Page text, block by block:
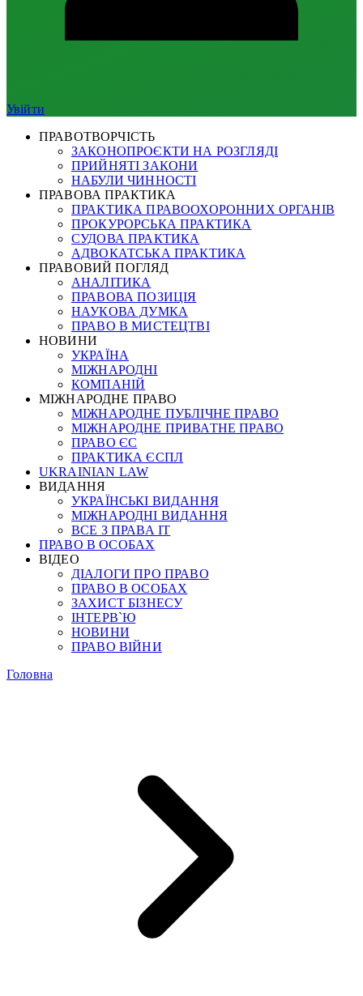
Увійти
ПРАВОТВОРЧІСТЬ
ЗАКОНОПРОЄКТИ НА РОЗГЛЯДІ
ПРИЙНЯТІ ЗАКОНИ
НАБУЛИ ЧИННОСТІ
ПРАВОВА ПРАКТИКА
ПРАКТИКА ПРАВООХОРОННИХ ОРГАНІВ
ПРОКУРОРСЬКА ПРАКТИКА
СУДОВА ПРАКТИКА
АДВОКАТСЬКА ПРАКТИКА
ПРАВОВИЙ ПОГЛЯД
АНАЛІТИКА
ПРАВОВА ПОЗИЦІЯ
НАУКОВА ДУМКА
ПРАВО В МИСТЕЦТВІ
НОВИНИ
УКРАЇНА
МІЖНАРОДНІ
КОМПАНІЙ
МІЖНАРОДНЕ ПРАВО
МІЖНАРОДНЕ ПУБЛІЧНЕ ПРАВО
МІЖНАРОДНЕ ПРИВАТНЕ ПРАВО
ПРАВО ЄС
ПРАКТИКА ЄСПЛ
UKRAINIAN LAW
ВИДАННЯ
УКРАЇНСЬКІ ВИДАННЯ
МІЖНАРОДНІ ВИДАННЯ
ВСЕ З ПРАВА ІТ
ПРАВО В ОСОБАХ
ВІДЕО
ДІАЛОГИ ПРО ПРАВО
ПРАВО В ОСОБАХ
ЗАХИСТ БІЗНЕСУ
ІНТЕРВ`Ю
НОВИНИ
ПРАВО ВІЙНИ
Головна